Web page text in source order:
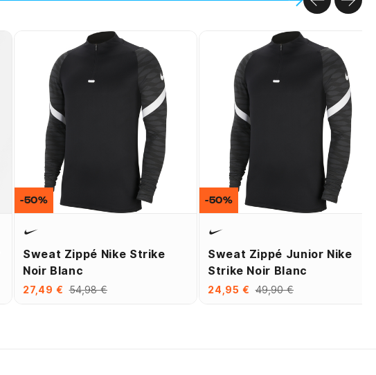
Sweat Zippé Nike Strike
Noir Blanc
27,49 € 54,98 €
-50%
Sweat Zippé Junior Nike
Strike Noir Blanc
24,95 € 49,90 €
-50%